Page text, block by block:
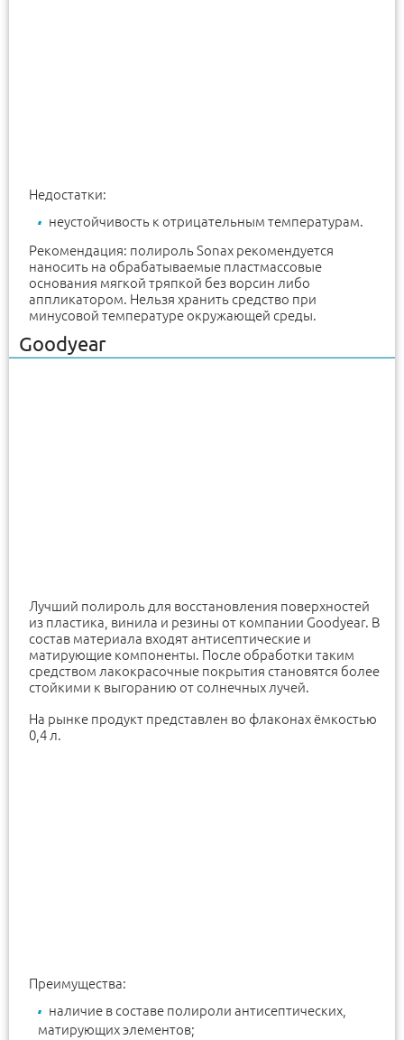
Недостатки:
неустойчивость к отрицательным температурам.
Рекомендация: полироль Sonax рекомендуется
наносить на обрабатываемые пластмассовые
основания мягкой тряпкой без ворсин либо
аппликатором. Нельзя хранить средство при
минусовой температуре окружающей среды.
Goodyear
Лучший полироль для восстановления поверхностей
из пластика, винила и резины от компании Goodyear. В
состав материала входят антисептические и
матирующие компоненты. После обработки таким
средством лакокрасочные покрытия становятся более
стойкими к выгоранию от солнечных лучей.
На рынке продукт представлен во флаконах ёмкостью
0,4 л.
Преимущества:
наличие в составе полироли антисептических,
матирующих элементов;